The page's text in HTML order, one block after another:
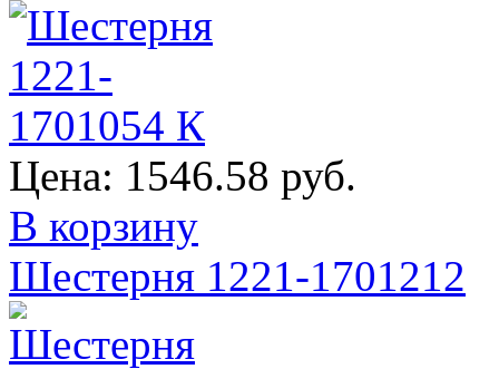
Цена: 1546.58 руб.
В корзину
Шестерня 1221-1701212